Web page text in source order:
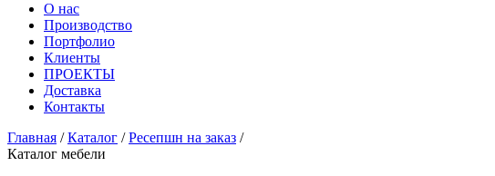
О нас
Производство
Портфолио
Клиенты
ПРОЕКТЫ
Доставка
Контакты
Главная /Каталог /Ресепшн на заказ /
Каталог мебели